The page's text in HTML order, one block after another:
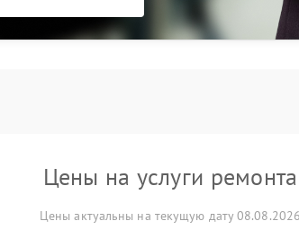
Цены на услуги ремонта
Цены актуальны на текущую дату 08.08.2026